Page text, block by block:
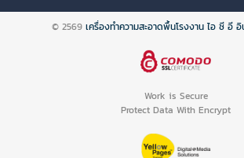
© 2569 เครื่องทำความสะอาดพื้นโรงงาน ไอ ซี อี อิ
Work is Secure
Protect Data With Encrypt